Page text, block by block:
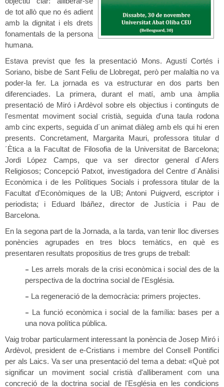
de tot allò que no és adient
amb la dignitat i els drets
fonamentals de la persona
humana.
Estava previst que fes la presentació Mons. Agustí Cortés i
Soriano, bisbe de Sant Feliu de Llobregat, però per malaltia no va
poder-la fer. La jornada es va estructurar en dos parts ben
diferenciades. La primera, durant el matí, amb una àmplia
presentació de Miró i Ardèvol sobre els objectius i continguts de
l'esmentat moviment social cristià, seguida d'una taula rodona
amb cinc experts, seguida d´un animat diàleg amb els qui hi eren
presents. Concretament, Margarita Mauri, professora titular d
´Ètica a la Facultat de Filosofia de la Universitat de Barcelona;
Jordi López Camps, que va ser director general d´Afers
Religiosos; Concepció Patxot, investigadora del Centre d´Anàlisi
Econòmica i de les Polítiques Socials i professora titular de la
Facultat d'Econòmiques de la UB; Antoni Puigverd, escriptor i
periodista; i Eduard Ibáñez, director de Justícia i Pau de
Barcelona.
En la segona part de la Jornada, a la tarda, van tenir lloc diverses
ponències agrupades en tres blocs temàtics, en què es
presentaren resultats propositius de tres grups de treball:
– Les arrels morals de la crisi econòmica i social des de la
perspectiva de la doctrina social de l'Església.
– La regeneració de la democràcia: primers projectes.
– La funció econòmica i social de la família: bases per a
una nova política pública.
Vaig trobar particularment interessant la ponència de Josep Miró i
Ardèvol, president de e-Cristians i membre del Consell Pontifici
per als Laics. Va ser una presentació del tema a debat: «Què pot
significar un moviment social cristià d'alliberament com una
concreció de la doctrina social de l'Església en les condicions